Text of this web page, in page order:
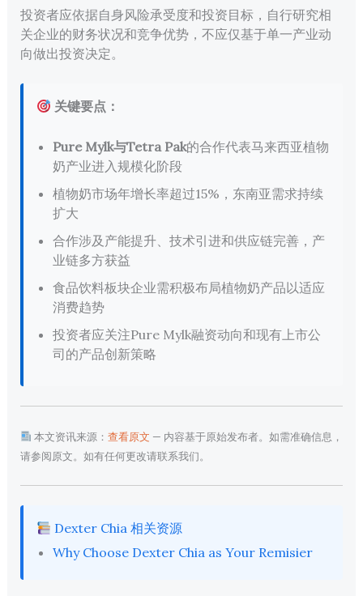
投资者应依据自身风险承受度和投资目标，自行研究相
关企业的财务状况和竞争优势，不应仅基于单一产业动
向做出投资决定。
关键要点：
Pure Mylk与Tetra Pak的合作代表马来西亚植物
奶产业进入规模化阶段
植物奶市场年增长率超过15%，东南亚需求持续
扩大
合作涉及产能提升、技术引进和供应链完善，产
业链多方获益
食品饮料板块企业需积极布局植物奶产品以适应
消费趋势
投资者应关注Pure Mylk融资动向和现有上市公
司的产品创新策略
本文资讯来源：查看原文 — 内容基于原始发布者。如需准确信息，
请参阅原文。如有任何更改请联系我们。
Dexter Chia 相关资源
Why Choose Dexter Chia as Your Remisier